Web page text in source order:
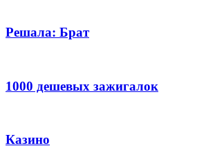
Решала: Брат
1000 дешевых зажигалок
Казино